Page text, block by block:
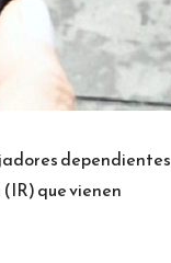
dependientes
que vienen